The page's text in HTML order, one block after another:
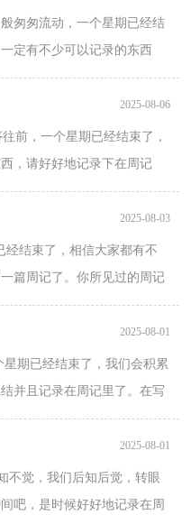
匆流动，一个星期已经结
定有不少可以记录的东西
是好的周记呢？下面...
2025-08-06
前，一个星期已经结束了，
，请好好地记录下在周记
喔！以下是小编整理的美...
2025-08-03
结束了，相信大家都有不
篇周记了。你所见过的周记
理的卖报的周记 ，供...
2025-08-01
已经结束了，我们会积累
并且记录在周记里了。在写
是小编收集整理的...
2025-08-01
不觉，我们后知后觉，转眼
吧，是时候好好地记录在周